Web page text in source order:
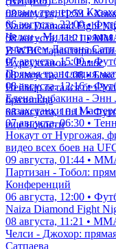
08 августа, 11:53 •
Naiza Diamond Fight
08 августа, 11:21 •
В WBC
Нурсултанов - Рамос
08 августа, 11:08 • Бокс
Неймар остался без
бразильца
08 августа, 10:11 •
еще новости
новым тренером
06 августа, 22:00 •
Челси - Милан: прямая
участием Дастана
07 августа, 15:00 •
Прямая трансляция
08 августа, 12:16 •
Елена Рыбакина - Энн
казахстанки на
07 августа, 06:30 •
Нокаут от Нургожая,
видео всех боев на
09 августа, 01:44 •
Партизан - Тобол:
Конференций
06 августа, 12:00 •
Naiza Diamond Fight
08 августа, 11:21 •
Челси - Джохор:
Сатпаева